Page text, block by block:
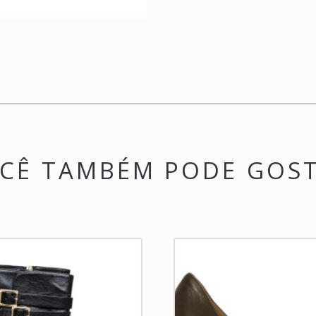
TAMBÉM PODE